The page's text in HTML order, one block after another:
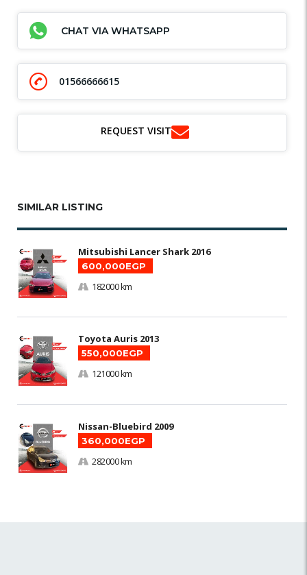
CHAT VIA WHATSAPP
01566666615
REQUEST VISIT
SIMILAR LISTING
Mitsubishi Lancer Shark 2016
600,000EGP
182000 km
Toyota Auris 2013
550,000EGP
121000 km
Nissan-Bluebird 2009
360,000EGP
282000 km